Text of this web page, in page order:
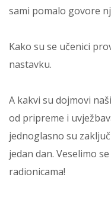
sami pomalo govore
Kako su se učenici
nastavku.
A kakvi su dojmovi
od pripreme i
jednoglasno su
jedan dan. Veselimo
radionicama!